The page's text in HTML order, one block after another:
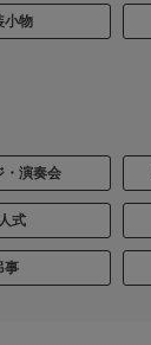
小物
・演奏会
式
事